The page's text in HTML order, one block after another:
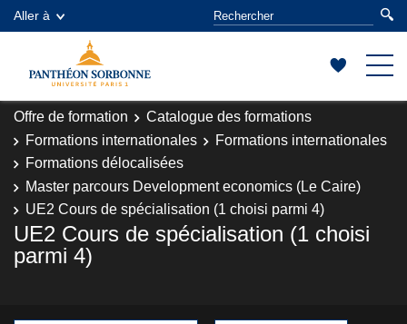
Aller à
Offre de formation
Catalogue des formations
Formations internationales
Formations internationales
Formations délocalisées
Master parcours Development economics (Le Caire)
UE2 Cours de spécialisation (1 choisi parmi 4)
UE2 Cours de spécialisation (1 choisi
parmi 4)